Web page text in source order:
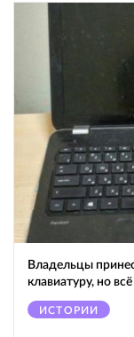
Владельцы
клавиатуру, но
ИСТОРИИ